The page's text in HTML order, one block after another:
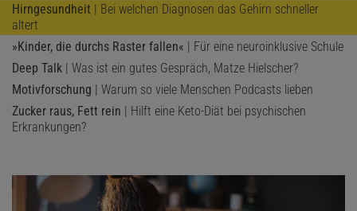
Hirngesundheit | Bei welchen Diagnosen das Gehirn schneller
altert
»Kinder, die durchs Raster fallen« | Für eine neuroinklusive Schule
Deep Talk | Was ist ein gutes Gespräch, Matze Hielscher?
Motivforschung | Warum so viele Menschen Podcasts lieben
Zucker raus, Fett rein | Hilft eine Keto-Diät bei psychischen
Erkrankungen?